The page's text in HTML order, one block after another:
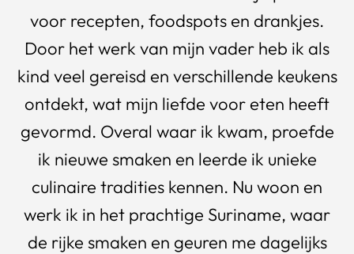
voor recepten, foodspots en drankjes.
Door het werk van mijn vader heb ik als
kind veel gereisd en verschillende keukens
ontdekt, wat mijn liefde voor eten heeft
gevormd. Overal waar ik kwam, proefde
ik nieuwe smaken en leerde ik unieke
culinaire tradities kennen. Nu woon en
werk ik in het prachtige Suriname, waar
de rijke smaken en geuren me dagelijks